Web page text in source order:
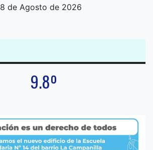
8 de Agosto de 2026
9.8º